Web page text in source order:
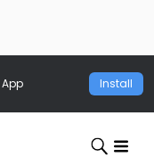
Install